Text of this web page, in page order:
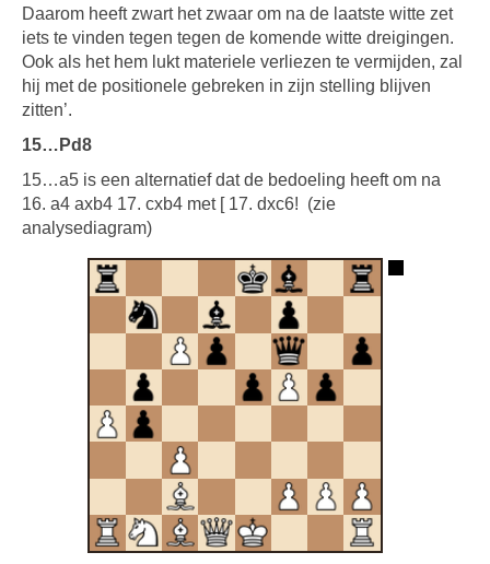
Daarom heeft zwart het zwaar om na de laatste witte zet
iets te vinden tegen tegen de komende witte dreigingen.
Ook als het hem lukt materiele verliezen te vermijden, zal
hij met de positionele gebreken in zijn stelling blijven
zitten’.
15…Pd8
15…a5 is een alternatief dat de bedoeling heeft om na
16. a4 axb4 17. cxb4 met [ 17. dxc6! (zie
analysediagram)